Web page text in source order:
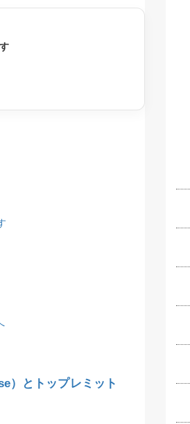
）とトップレミット